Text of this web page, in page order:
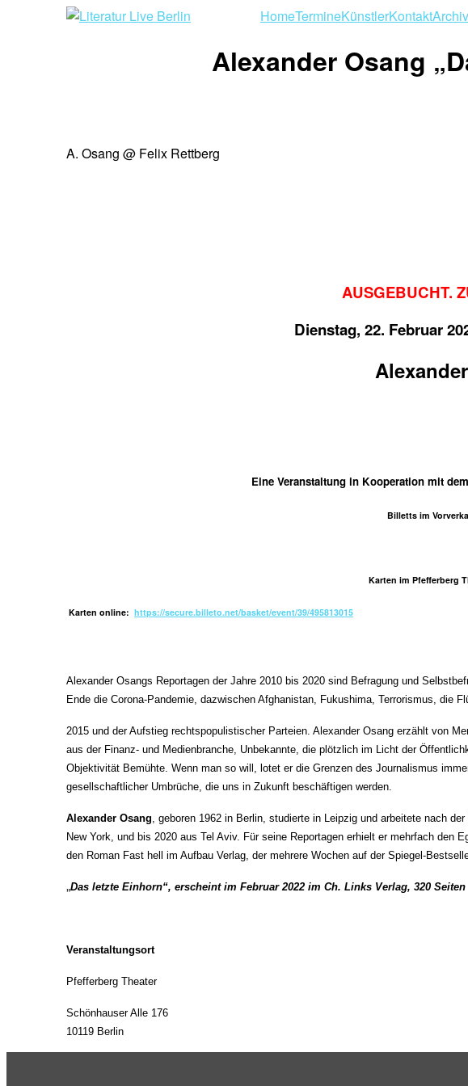
HomeTermineKünstlerKontaktArchiv
Alexander Osang
A. Osang @ Felix Rettberg
AUSGEBUCHT.
Dienstag, 22. Februar
Eine Veranstaltung in Kooperation mit
Billetts im
Karten im Pfefferberg
Karten online: https://secure.billeto.net/basket/event/39/495813015
Alexander Osangs Reportagen der Jahre 2010 bis 2020 sind Befragung und
Ende die Corona-Pandemie, dazwischen Afghanistan, Fukushima, Terrorismus, die
2015 und der Aufstieg rechtspopulistischer Parteien. Alexander Osang erzählt von
aus der Finanz- und Medienbranche, Unbekannte, die plötzlich im Licht der
Objektivität Bemühte. Wenn man so will, lotet er die Grenzen des Journalismus
gesellschaftlicher Umbrüche, die uns in Zukunft beschäftigen werden.
Alexander Osang , geboren 1962 in Berlin, studierte in Leipzig und arbeitete nach
New York, und bis 2020 aus Tel Aviv. Für seine Reportagen erhielt er mehrfach
den Roman Fast hell im Aufbau Verlag, der mehrere Wochen auf der Spiegel-
„Das letzte Einhorn“, erscheint im Februar 2022 im Ch. Links Verlag, 320 Seiten
Veranstaltungsort
Pfefferberg Theater
Schönhauser Alle 176
10119 Berlin